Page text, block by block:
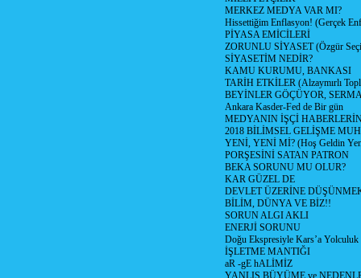
MERKEZ MEDYA VAR MI?
Hissettiğim Enflasyon! (Gerçek
PİYASA EMİCİLERİ
ZORUNLU SİYASET (Özgür
SİYASETİM NEDİR?
KAMU KURUMU, BANKASI
TARİH ETKİLER (Alzaymırlı
BEYİNLER GÖÇÜYOR,
Ankara Kasder-Fed de Bir gün
MEDYANIN İŞÇİ
2018 BİLİMSEL GELİŞME
YENİ, YENİ Mİ? (Hoş Geldin
PORŞESİNİ SATAN PATRON
BEKA SORUNU MU OLUR?
KAR GÜZEL DE
DEVLET ÜZERİNE
BİLİM, DÜNYA VE BİZ!!
SORUN ALGI AKLI
ENERJİ SORUNU
Doğu Ekspresiyle Kars’a Yolculuk
İŞLETME MANTIĞI
aR -gE hALİMİZ
YANLIŞ BÜYÜME ve